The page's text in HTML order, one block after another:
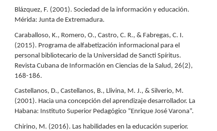
Blázquez, F. (2001). Sociedad de la información y educación.
Mérida: Junta de Extremadura.
Caraballoso, K., Romero, O., Castro, C. R., & Fabregas, C. I.
(2015). Programa de alfabetización informacional para el
personal bibliotecario de la Universidad de Sancti Spíritus.
Revista Cubana de Información en Ciencias de la Salud, 26(2),
168-186.
Castellanos, D., Castellanos, B., Llivina, M. J., & Silverio, M.
(2001). Hacia una concepción del aprendizaje desarrollador. La
Habana: Instituto Superior Pedagógico “Enrique José Varona”.
Chirino, M. (2016). Las habilidades en la educación superior.